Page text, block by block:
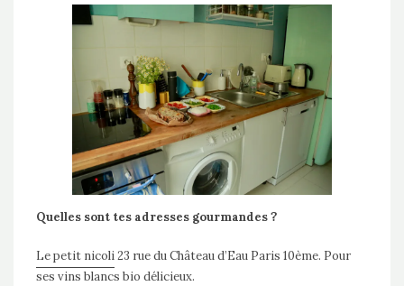
Quelles sont tes adresses gourmandes ?
Le petit nicoli23 rue du Château d’Eau Paris 10ème. Pour
ses vins blancs bio délicieux.